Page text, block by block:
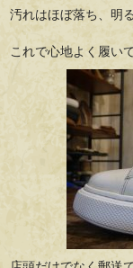
汚れはほぼ落ち、明
これで心地よく履い